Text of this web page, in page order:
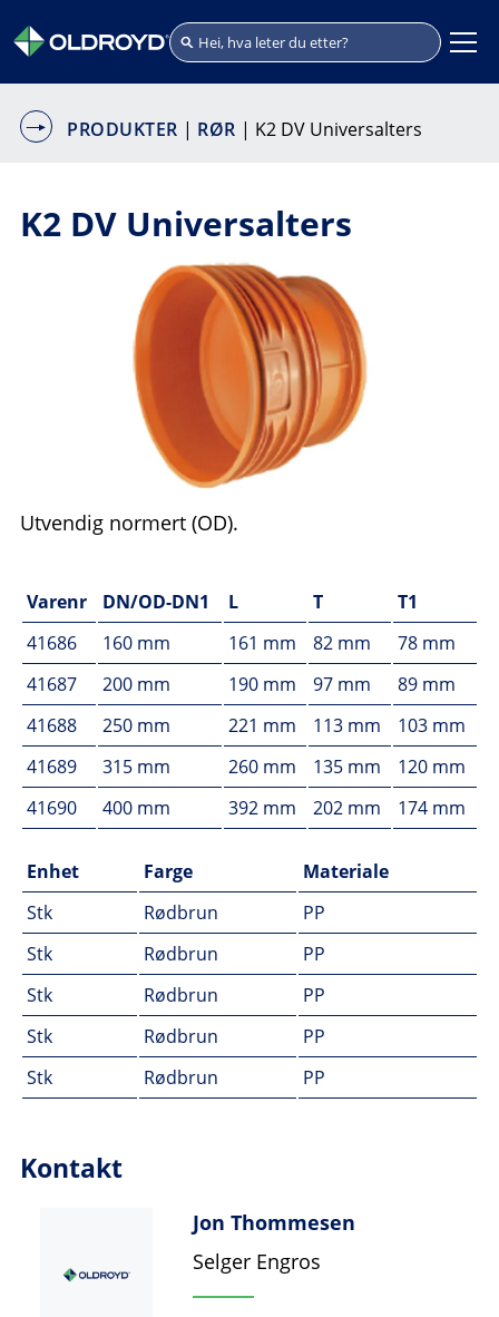
PRODUKTER | RØR | K2 DV Universalters
K2 DV Universalters
Utvendig normert (OD).
Varenr DN/OD-DN1 L T
T1
41686
160 mm 161 mm 82 mm
78 mm
41687
200 mm 190 mm 97 mm
89 mm
41688
250 mm 221 mm 113 mm
103 mm
41689
315 mm 260 mm 135 mm
120 mm
41690
400 mm 392 mm 202 mm 174 mm
Enhet Farge
Materiale
Stk
Rødbrun
PP
Stk
Rødbrun
PP
Stk
Rødbrun
PP
Stk
Rødbrun
PP
Stk
Rødbrun PP
Kontakt
Jon Thommesen
Selger Engros